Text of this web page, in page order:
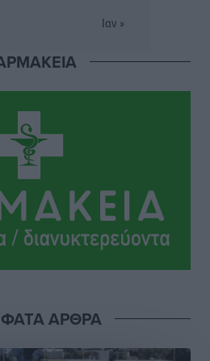
και η καλύτερη
Μιχάλης Χατζηγεωργίου
Τετράδη στο
και την Ειρήνη
Ιαν »
ΑΡΘΡΑ